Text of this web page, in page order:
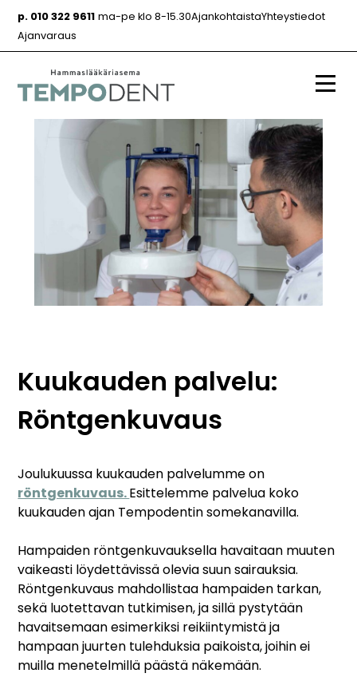
sisältöön
p. 010 322 9611 ma-pe klo 8-15.30AjankohtaistaYhteystiedot
Ajanvaraus
Kuukauden palvelu:
Röntgenkuvaus
Joulukuussa kuukauden palvelumme on
röntgenkuvaus.Esittelemme palvelua koko
kuukauden ajan Tempodentin somekanavilla.
Hampaiden röntgenkuvauksella havaitaan muuten
vaikeasti löydettävissä olevia suun sairauksia.
Röntgenkuvaus mahdollistaa hampaiden tarkan,
sekä luotettavan tutkimisen, ja sillä pystytään
havaitsemaan esimerkiksi reikiintymistä ja
hampaan juurten tulehduksia paikoista, joihin ei
muilla menetelmillä päästä näkemään.